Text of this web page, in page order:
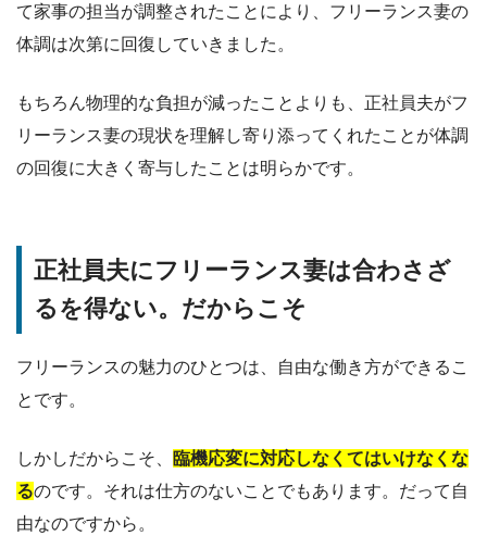
て家事の担当が調整されたことにより、フリーランス妻の
体調は次第に回復していきました。
もちろん物理的な負担が減ったことよりも、正社員夫がフ
リーランス妻の現状を理解し寄り添ってくれたことが体調
の回復に大きく寄与したことは明らかです。
正社員夫にフリーランス妻は合わさざ
るを得ない。だからこそ
フリーランスの魅力のひとつは、自由な働き方ができるこ
とです。
しかしだからこそ、
臨機応変に対応しなくてはいけなくな
るのです。それは仕方のないことでもあります。だって自
由なのですから。